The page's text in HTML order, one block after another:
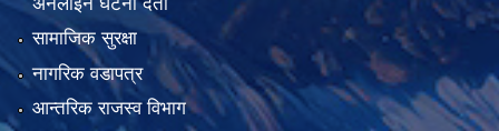
सामाजिक सुरक्षा
नागरिक वडापत्र
आन्तरिक राजस्व विभाग